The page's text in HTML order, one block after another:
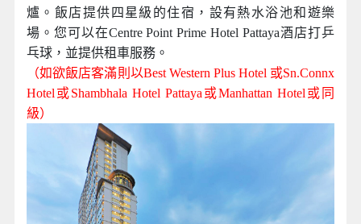
爐。飯店提供四星級的住宿，設有熱水浴池和遊樂
場。您可以在Centre Point Prime Hotel Pattaya酒店打乒
乓球，並提供租車服務。
（如欲飯店客滿則以Best Western Plus Hotel 或Sn.Connx
Hotel或Shambhala Hotel Pattaya或Manhattan Hotel或同
級）